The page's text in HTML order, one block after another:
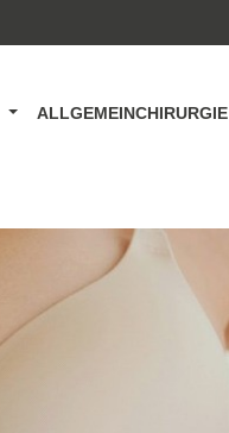
ALLGEMEINCHIRURGIE